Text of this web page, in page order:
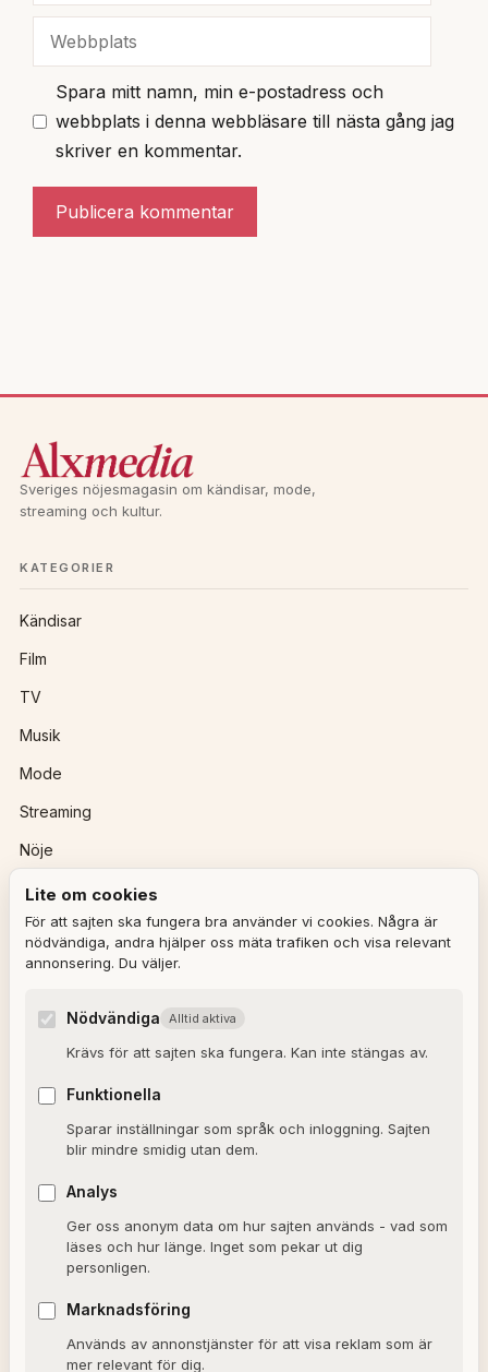
Webbplats
Spara mitt namn, min e-postadress och
webbplats i denna webbläsare till nästa gång jag
skriver en kommentar.
a
t
i
Sveriges nöjesmagasin om kändisar, mode,
streaming och kultur.
KATEGORIER
Kändisar
Film
TV
Musik
Mode
Streaming
Nöje
Ulla Granqvist
Om Alxmedia
Kontakta oss
Nyhetsbrev
Allmänna villkor
Lite om cookies
För att sajten ska fungera bra använder vi cookies. Några är
nödvändiga, andra hjälper oss mäta trafiken och visa relevant
annonsering. Du väljer.
Nödvändiga Alltid aktiva
Krävs för att sajten ska fungera. Kan inte stängas av.
Funktionella
Sparar inställningar som språk och inloggning. Sajten
blir mindre smidig utan dem.
Analys
Ger oss anonym data om hur sajten används - vad som
läses och hur länge. Inget som pekar ut dig
personligen.
Marknadsföring
Används av annonstjänster för att visa reklam som är
mer relevant för dig.